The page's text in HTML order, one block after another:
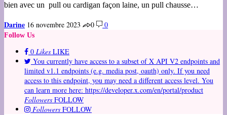
bien avec un pull ou cardigan façon laine, un pull chausse…
Darine 16 novembre 2023 0 0
Follow Us
0 Likes LIKE
You currently have access to a subset of X API V2 endpoints and
limited v1.1 endpoints (e.g. media post, oauth) only. If you need
access to this endpoint, you may need a different access level. You
can learn more here: https://developer.x.com/en/portal/product
Followers FOLLOW
Followers FOLLOW